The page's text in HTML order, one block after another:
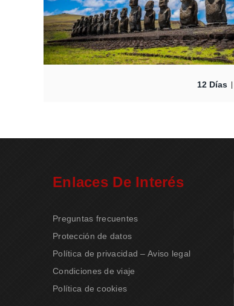
12 Días
Enlaces De Interés
Preguntas frecuentes
Protección de datos
Política de privacidad – Aviso legal
Condiciones de viaje
Política de cookies